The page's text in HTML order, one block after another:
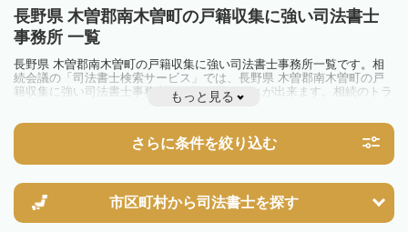
長野県 木曽郡南木曽町の戸籍収集に強い司法書士
事務所 一覧
長野県 木曽郡南木曽町の戸籍収集に強い司法書士事務所一覧です。相
続会議の「司法書士検索サービス」では、長野県 木曽郡南木曽町の戸
籍収集に強い司法書士事務所を一覧で見ることが出来ます。相続のトラ
ブルやお悩みを抱えている方は一度近隣の司法書士に相談してみましょ
もっと見る
さらに条件を絞り込む
市区町村から司法書士を探す